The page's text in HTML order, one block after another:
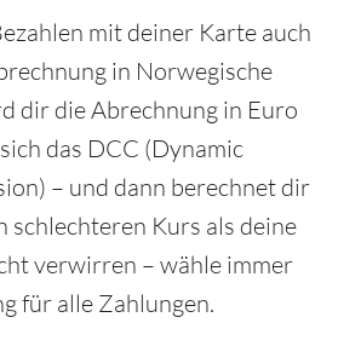
mit deiner Karte auch
in Norwegische
dir die Abrechnung in Euro
das DCC (Dynamic
– und dann berechnet dir
schlechteren Kurs als deine
verwirren – wähle immer
für alle Zahlungen.